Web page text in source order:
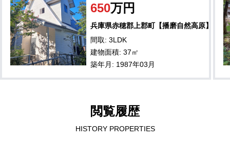
650万円
兵庫県赤穂郡上郡町【播磨自然高原】
間取: 3LDK
建物面積: 37㎡
築年月: 1987年03月
閲覧履歴
HISTORY PROPERTIES